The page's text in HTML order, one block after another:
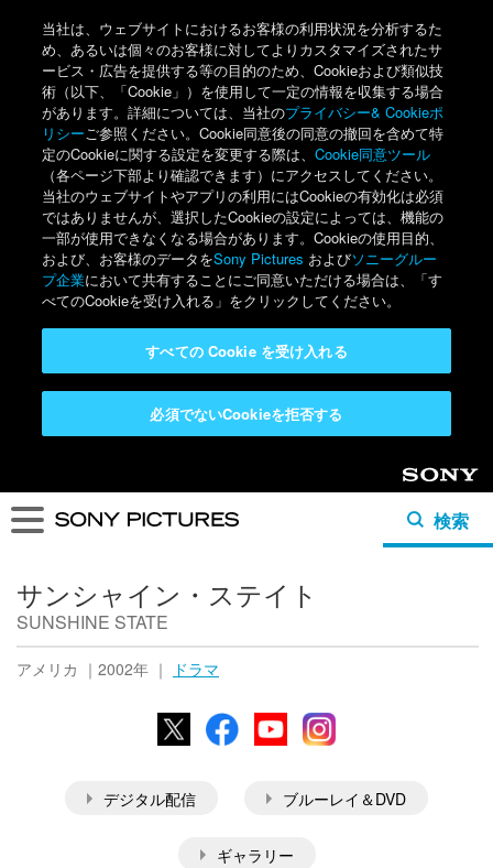
当社は、ウェブサイトにおけるお客様の利用状況を分析するた
め、あるいは個々のお客様に対してよりカスタマイズされたサ
ービス・広告を提供する等の目的のため、Cookieおよび類似技
術（以下、「Cookie」）を使用して一定の情報を収集する場合
があります。詳細については、当社のプライバシー& Cookieポ
リシーご参照ください。Cookie同意後の同意の撤回を含めて特
定のCookieに関する設定を変更する際は、Cookie同意ツール
（各ページ下部より確認できます）にアクセスしてください。
当社のウェブサイトやアプリの利用にはCookieの有効化は必須
ではありませんが、選択したCookieの設定によっては、機能の
一部が使用できなくなる場合があります。Cookieの使用目的、
および、お客様のデータをSony Pictures およびソニーグルー
プ企業において共有することにご同意いただける場合は、「す
べてのCookieを受け入れる」をクリックしてください。
必須でないCookieを拒否する
すべての Cookie を受け入れる
Sony
検索
サンシャイン・ステイト
SUNSHINE STATE
アメリカ ｜2002年 ｜ ドラマ
X FacebookYouTubeInstagram
デジタル配信 ブルーレイ＆DVD
ギャラリー